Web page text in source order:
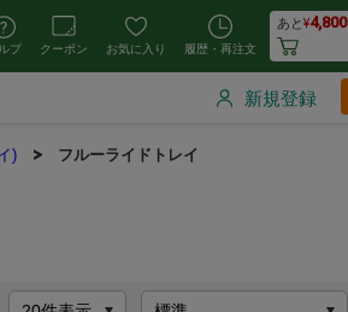
あと¥4,800
新規登録
履歴・再注文
お気に入り
クーポン
プ
) フルーライドトレイ